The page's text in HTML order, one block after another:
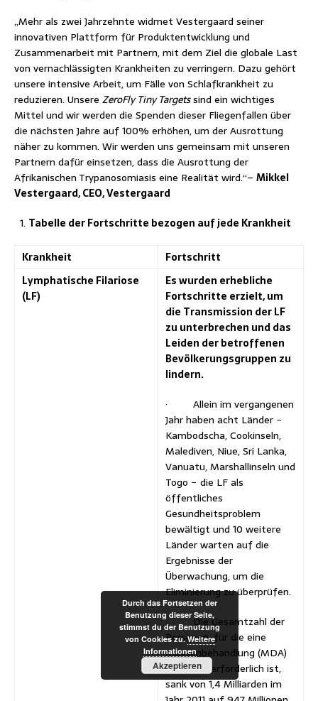
„Mehr als zwei Jahrzehnte widmet Vestergaard seiner
innovativen Plattform für Produktentwicklung und
Zusammenarbeit mit Partnern, mit dem Ziel die globale Last
von vernachlässigten Krankheiten zu verringern. Dazu gehört
unsere intensive Arbeit, um Fälle von Schlafkrankheit zu
reduzieren. Unsere ZeroFly Tiny Targetssind ein wichtiges
Mittel und wir werden die Spenden dieser Fliegenfallen über
die nächsten Jahre auf 100% erhöhen, um der Ausrottung
näher zu kommen. Wir werden uns gemeinsam mit unseren
Partnern dafür einsetzen, dass die Ausrottung der
Afrikanischen Trypanosomiasis eine Realität wird.“– Mikkel
Vestergaard, CEO, Vestergaard
Tabelle der Fortschritte bezogen auf jede Krankheit
Krankheit
Fortschritt
Lymphatische Filariose
(LF)
Es wurden erhebliche
Fortschritte erzielt, um
die Transmission der LF
zu unterbrechen und das
Leiden der betroffenen
Bevölkerungsgruppen zu
lindern.
· Allein im vergangenen
Jahr haben acht Länder −
Kambodscha, Cookinseln,
Malediven, Niue, Sri Lanka,
Vanuatu, Marshallinseln und
Togo − die LF als
öffentliches
Gesundheitsproblem
bewältigt und 10 weitere
Länder warten auf die
Ergebnisse der
Überwachung, um die
Eliminierung zu überprüfen.
· Die Gesamtzahl der
Personen, für die eine
Massenbehandlung (MDA)
gegen LF erforderlich ist,
sank von 1,4 Milliarden im
Durch das Fortsetzen der
Benutzung dieser Seite,
stimmst du der Benutzung
von Cookies zu.Weitere
Informationen
Akzeptieren